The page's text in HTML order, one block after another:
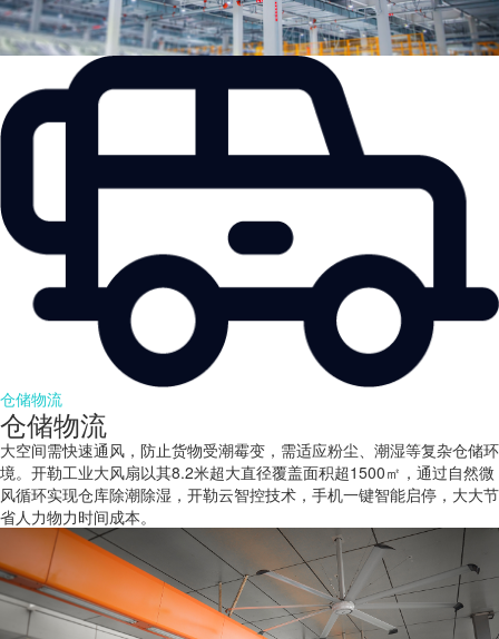
仓储物流
仓储物流
大空间需快速通风，防止货物受潮霉变，需适应粉尘、潮湿等复杂仓储环
境。开勒工业大风扇以其8.2米超大直径覆盖面积超1500㎡，通过自然微
风循环实现仓库除潮除湿，开勒云智控技术，手机一键智能启停，大大节
省人力物力时间成本。